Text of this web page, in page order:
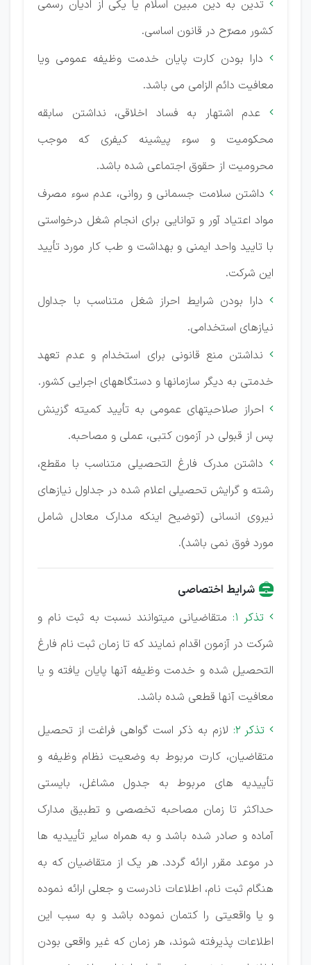
 تدین به دین مبین اسلام یا یکی از ادیان رسمی
کشور مصرّح در قانون اساسی.

دارا بودن کارت پایان خدمت وظیفه عمومی ویا
معافیت دائم الزامی می باشد.

عدم اشتهار به فساد اخلاقی، نداشتن سابقه
محکومیت و سوء پیشینه کیفری که موجب
محرومیت از حقوق اجتماعی شده باشد.
 داشتن سلامت جسمانی و روانی، عدم سوء مصرف
مواد اعتیاد آور و توانایی برای انجام شغل درخواستی
با تایید واحد ایمنی و بهداشت و طب كار مورد تأیید
این شرکت.

دارا بودن شرایط احراز شغل متناسب با جداول
نیازهای استخدامی.

نداشتن منع قانونی برای استخدام و عدم تعهد
خدمتی به دیگر سازمانها و دستگاههای اجرایی کشور.
 احراز صلاحیتهای عمومی به تأیید کمیته گزینش
پس از قبولی در آزمون کتبی، عملی و مصاحبه.

داشتن مدرک فارغ التحصیلی متناسب با مقطع،
رشته و گرایش تحصیلی اعلام شده در جداول نیازهای
نیروی انسانی (توضیح اینکه مدارک معادل شامل
مورد فوق نمی باشد).
شرایط اختصاصی
تذکر 1:
متقاضیانی میتوانند نسبت به ثبت نام و
شرکت در آزمون اقدام نمایند که تا زمان ثبت نام فارغ
التحصیل شده و خدمت وظیفه آنها پایان یافته و یا
معافیت آنها قطعی شده باشد.
تذکر 2:
لازم به ذکر است گواهی فراغت از تحصیل
متقاضیان، کارت مربوط به وضعیت نظام وظیفه و
تأییدیه های مربوط به جدول مشاغل، بایستی
حداکثر تا زمان مصاحبه تخصصی و تطبیق مدارک
آماده و صادر شده باشد و به همراه سایر تأییدیه ها
در موعد مقرر ارائه گردد. هر یک از متقاضیان که به
هنگام ثبت نام، اطلاعات نادرست و جعلی ارائه نموده
و یا واقعیتی را کتمان نموده باشد و به سبب این
اطلاعات پذیرفته شوند، هر زمان که غیر واقعی بودن